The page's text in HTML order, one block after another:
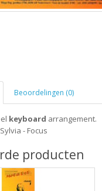
Beoordelingen (0)
keyboard arrangement.
- Focus
producten